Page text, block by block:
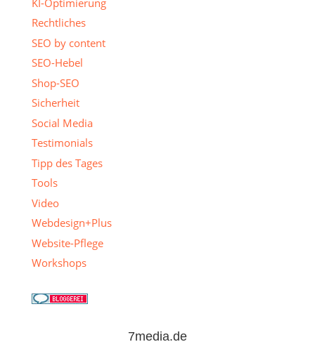
Rechtliches
SEO by content
SEO-Hebel
Shop-SEO
Sicherheit
Social Media
Testimonials
Tipp des Tages
Tools
Video
Webdesign+Plus
Website-Pflege
Workshops
7media.de